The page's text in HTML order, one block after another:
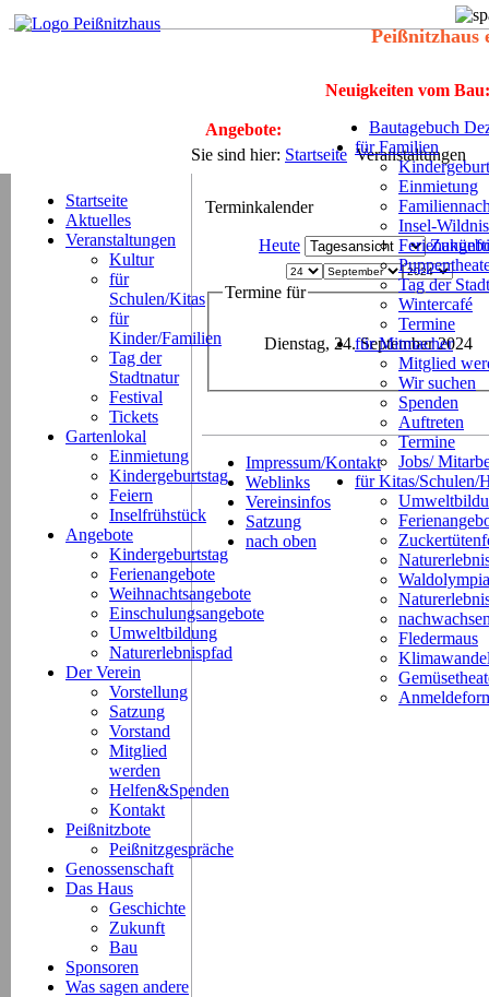
Peißnitzhaus
Neuigkeiten vom Bau:
Bautagebuch
für Familien
Einmietung
Insel-
Tag der
Wintercafé
Termine
für Mitmacher
Mitglied
Wir suchen
Spenden
Auftreten
Termine
Jobs/
für Kitas/Schulen/
Fledermaus
Angebote:
Sie sind hier: Startseite Veranstaltungen
Startseite
Aktuelles
Veranstaltungen
Kultur
für
Schulen/Kitas
für
Kinder/Familien
Tag der
Stadtnatur
Festival
Tickets
Gartenlokal
Einmietung
Kindergeburtstag
Feiern
Inselfrühstück
Angebote
Kindergeburtstag
Ferienangebote
Weihnachtsangebote
Einschulungsangebote
Umweltbildung
Naturerlebnispfad
Der Verein
Vorstellung
Satzung
Vorstand
Mitglied
werden
Helfen&Spenden
Kontakt
Peißnitzbote
Peißnitzgespräche
Genossenschaft
Das Haus
Geschichte
Zukunft
Bau
Sponsoren
Was sagen andere
Terminkalender
Heute
Termine für
Dienstag, 24. September 2024
Impressum/Kontakt
Weblinks
Vereinsinfos
Satzung
nach oben